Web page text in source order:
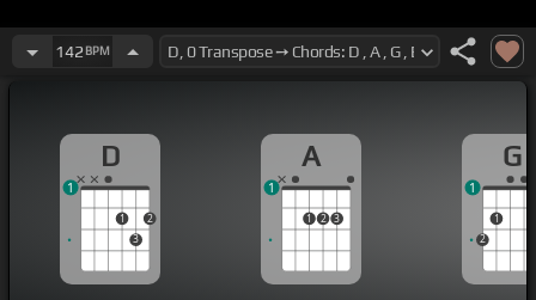
142 BPM
D
1
3
2
1
A
1 2 3
1
G
2
1
1